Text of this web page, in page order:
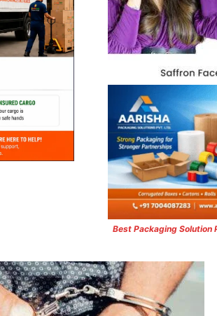
Best Packaging Solution